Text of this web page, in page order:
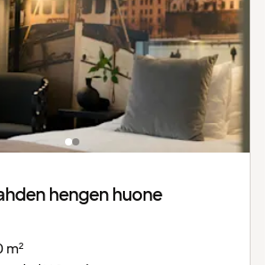
hengen huone
m²